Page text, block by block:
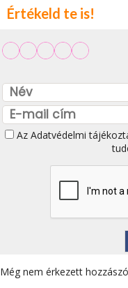
Értékeld te is!
Az Adatvédelmi
Még nem érkezett